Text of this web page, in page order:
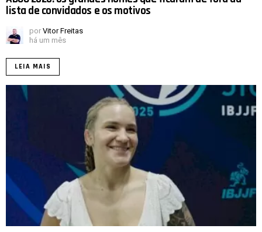
lista de convidados e os motivos
por Vitor Freitas
há um mês
LEIA MAIS